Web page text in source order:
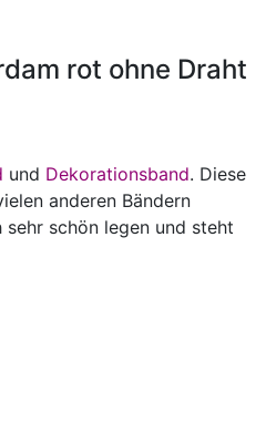
rot ohne Draht
und Dekorationsband. Diese
anderen Bändern
schön legen und steht